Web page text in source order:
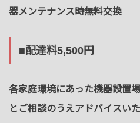
器メンテナンス時無料交換
■配達料5,500円
各家庭環境にあった機器設置
とご相談のうえアドバイスいた